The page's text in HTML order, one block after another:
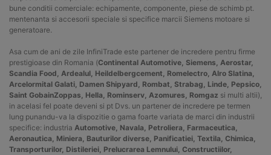
bune conditii comerciale: echipamente, componente, piese de schimb pt.
mentenanta si accesorii speciale si specifice marcii Siemens motoare si
generatoare.
Asa cum de ani de zile InfiniTrade este partener de incredere pentru firme
prestigioase din Romania (Continental Automotive, Siemens, Aerostar,
Scandia Food, Ardealul, Heildelbergcement, Romelectro, Alro Slatina,
Arcelormital Galati, Damen Shipyard, Rombat, Strabag, Linde, Pepsico,
Saint GobainZoppas, Hella, Rominserv, Azomures, Romgaz si multi altii),
in acelasi fel poate deveni si pt Dvs. un partener de incredere pe termen
lung punandu-va la dispozitie o gama foarte variata de marci din industrii
specifice: industria Automotive, Navala, Petroliera, Farmaceutica,
Aeronautica, Miniera, Bauturilor diverse, Panificatiei, Textila, Chimica,
Transporturilor, Distileriei, Prelucrarea Lemnului, Constructiilor,